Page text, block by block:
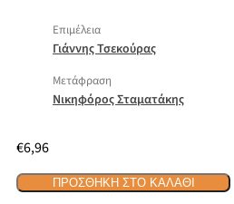
Επιμέλεια
Γιάννης Τσεκούρας
Μετάφραση
Νικηφόρος Σταματάκης
€6,96
ΠΡΟΣΘΉΚΗ ΣΤΟ ΚΑΛΆΘΙ